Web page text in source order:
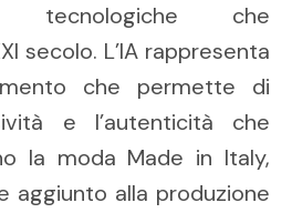
tecnologiche che
secolo. L’IA rappresenta
che permette di
e l’autenticità che
la moda Made in Italy,
aggiunto alla produzione